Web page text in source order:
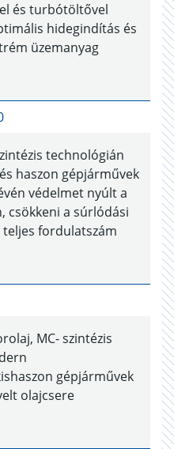
és turbótöltővel
hidegindítás és
üzemanyag
technológián
haszon gépjárművek
védelmet nyúlt a
csökkeni a súrlódási
teljes fordulatszám
MC- szintézis
gépjárművek
olajcsere